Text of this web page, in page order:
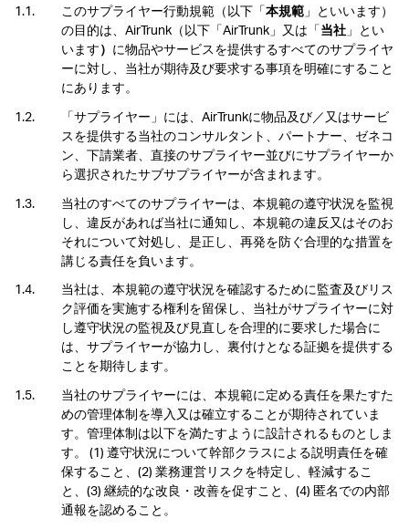
このサプライヤー行動規範（以下「本規範」といいます）
の目的は、AirTrunk（以下「AirTrunk」又は「当社」とい
います） に物品やサービスを提供するすべてのサプライヤ
ーに対し、当社が期待及び要求する事項を明確にすること
にあります。
「サプライヤー」には、AirTrunkに物品及び／又はサービ
スを提供する当社のコンサルタント、パートナー、ゼネコ
ン、下請業者、直接のサプライヤー並びにサプライヤーか
ら選択されたサブサプライヤーが含まれます。
当社のすべてのサプライヤーは、本規範の遵守状況を監視
し、違反があれば当社に通知し、本規範の違反又はそのお
それについて対処し、是正し、再発を防ぐ合理的な措置を
講じる責任を負います。
当社は、本規範の遵守状況を確認するために監査及びリス
ク評価を実施する権利を留保し、当社がサプライヤーに対
し遵守状況の監視及び見直しを合理的に要求した場合に
は、サプライヤーが協力し、裏付けとなる証拠を提供する
ことを期待します。
当社のサプライヤーには、本規範に定める責任を果たすた
めの管理体制を導入又は確立することが期待されていま
す。管理体制は以下を満たすように設計されるものとしま
す。 (1) 遵守状況について幹部クラスによる説明責任を確
保すること、(2) 業務運営リスクを特定し、軽減するこ
と、(3) 継続的な改良・改善を促すこと、(4) 匿名での内部
通報を認めること。